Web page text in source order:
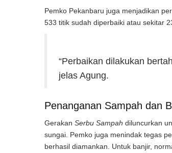
Pemko Pekanbaru juga menjadikan
533 titik sudah diperbaiki atau sekitar
“Perbaikan dilakukan
jelas Agung.
Penanganan Sampah dan
Gerakan Serbu Sampah diluncurkan
sungai. Pemko juga menindak tegas
berhasil diamankan. Untuk banjir,